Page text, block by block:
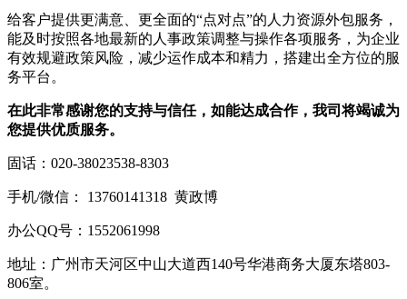
给客户提供更满意、更全面的“点对点”的人力资源外包服务，
能及时按照各地最新的人事政策调整与操作各项服务，为企业
有效规避政策风险，减少运作成本和精力，搭建出全方位的服
务平台。
在此非常感谢您的支持与信任，如能达成合作，我司将竭诚为
您提供优质服务。
固话：020-38023538-8303
手机/微信： 13760141318 黄政博
办公QQ号：1552061998
地址：广州市天河区中山大道西140号华港商务大厦东塔803-
806室。